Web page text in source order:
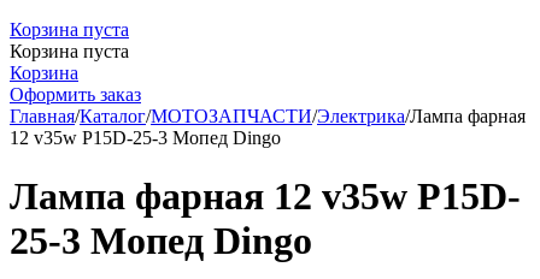
Корзина пуста
Корзина пуста
Корзина
Оформить заказ
Главная/Каталог/МОТОЗАПЧАСТИ/Электрика/Лампа фарная
12 v35w P15D-25-3 Мопед Dingo
Лампа фарная 12 v35w P15D-
25-3 Мопед Dingo